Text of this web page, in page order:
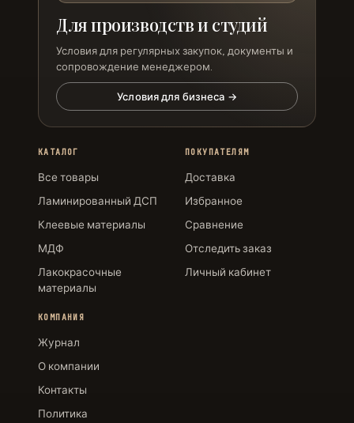
Для производств и студий
Условия для регулярных закупок, документы и
сопровождение менеджером.
Условия для бизнеса →
КАТАЛОГ
Все товары
Ламинированный ДСП
Клеевые материалы
МДФ
Лакокрасочные
материалы
ПОКУПАТЕЛЯМ
Доставка
Избранное
Сравнение
Отследить заказ
Личный кабинет
КОМПАНИЯ
Журнал
О компании
Контакты
Политика